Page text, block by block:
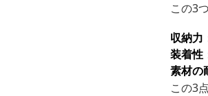
この3
収納力
装着性
素材の
この3